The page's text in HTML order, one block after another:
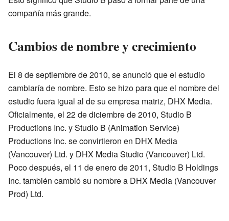
compañía más grande.
Cambios de nombre y crecimiento
El 8 de septiembre de 2010, se anunció que el estudio
cambiaría de nombre. Esto se hizo para que el nombre del
estudio fuera igual al de su empresa matriz, DHX Media.
Oficialmente, el 22 de diciembre de 2010, Studio B
Productions Inc. y Studio B (Animation Service)
Productions Inc. se convirtieron en DHX Media
(Vancouver) Ltd. y DHX Media Studio (Vancouver) Ltd.
Poco después, el 11 de enero de 2011, Studio B Holdings
Inc. también cambió su nombre a DHX Media (Vancouver
Prod) Ltd.